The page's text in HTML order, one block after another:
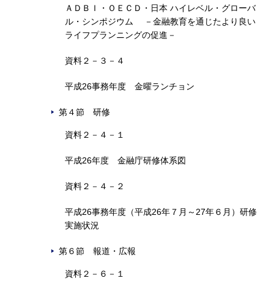
ＡＤＢＩ・ＯＥＣＤ・日本 ハイレベル・グローバ
ル・シンポジウム －金融教育を通じたより良い
ライフプランニングの促進－
資料２－３－４
平成26事務年度 金曜ランチョン
第４節 研修
資料２－４－１
平成26年度 金融庁研修体系図
資料２－４－２
平成26事務年度（平成26年７月～27年６月）研修
実施状況
第６節 報道・広報
資料２－６－１